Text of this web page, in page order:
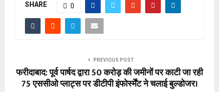
SHARE 0
PREVIOUS POST
फरीदाबाद: पूर्व पार्षद द्वारा 50 करोड़ की जमीनों पर काटी जा रही
75 एससीओ प्लाट्स पर डीटीपी इंफोर्स्मेंट ने चलाई बुल्डोजर।